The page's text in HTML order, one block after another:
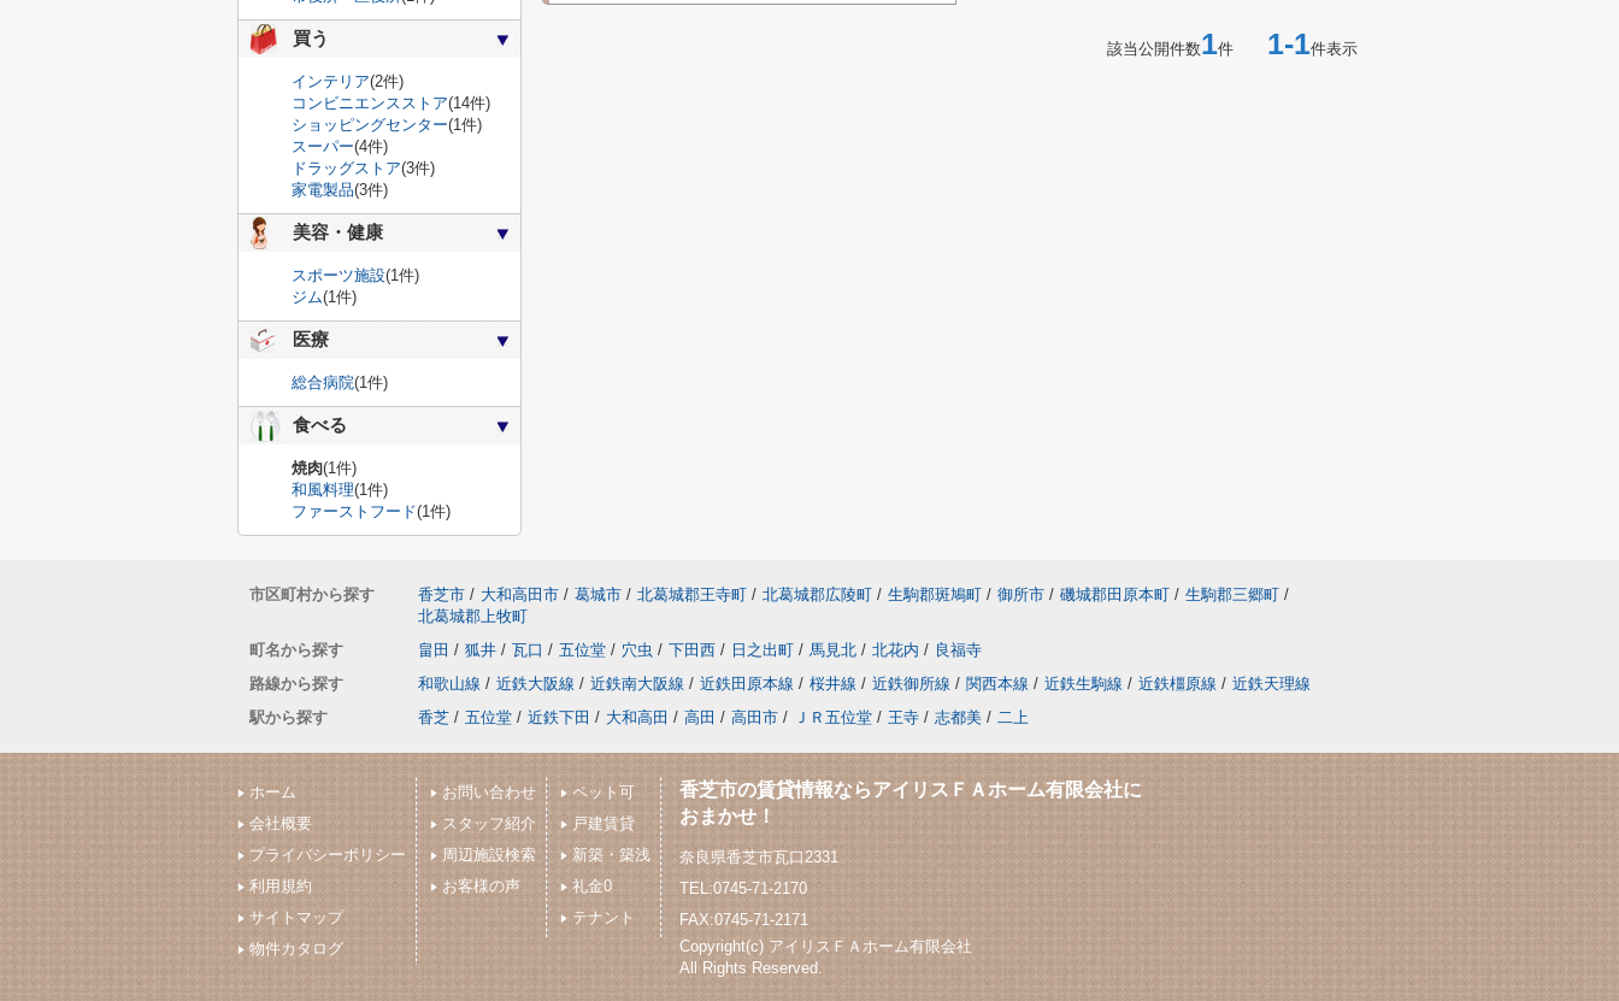
該当公開件数1件 1-1件表示
買う
インテリア(2件)
コンビニエンスストア(14件)
ショッピングセンター(1件)
スーパー(4件)
ドラッグストア(3件)
家電製品(3件)
美容・健康
スポーツ施設(1件)
ジム(1件)
医療
総合病院(1件)
食べる
焼肉(1件)
和風料理(1件)
ファーストフード(1件)
市区町村から探す 香芝市 / 大和高田市 / 葛城市 / 北葛城郡王寺町 / 北葛城郡広陵町 / 生駒郡斑鳩町 / 御所市 / 磯城郡田原本町 / 生駒郡三郷町 /
北葛城郡上牧町
町名から探す
畠田 / 狐井 / 瓦口 / 五位堂 / 穴虫 / 下田西 / 日之出町 / 馬見北 / 北花内 / 良福寺
路線から探す
和歌山線 / 近鉄大阪線 / 近鉄南大阪線 / 近鉄田原本線 / 桜井線 / 近鉄御所線 / 関西本線 / 近鉄生駒線 / 近鉄橿原線 / 近鉄天理線
駅から探す
香芝 / 五位堂 / 近鉄下田 / 大和高田 / 高田 / 高田市 / ＪＲ五位堂 / 王寺 / 志都美 / 二上
ホーム
会社概要
プライバシーポリシー
利用規約
サイトマップ
物件カタログ
お問い合わせ
スタッフ紹介
周辺施設検索
お客様の声
ペット可
戸建賃貸
新築・築浅
礼金0
テナント
香芝市の賃貸情報ならアイリスＦＡホーム有限会社に
おまかせ！
奈良県香芝市瓦口2331
TEL:0745-71-2170
FAX:0745-71-2171
Copyright(c) アイリスＦＡホーム有限会社
All Rights Reserved.